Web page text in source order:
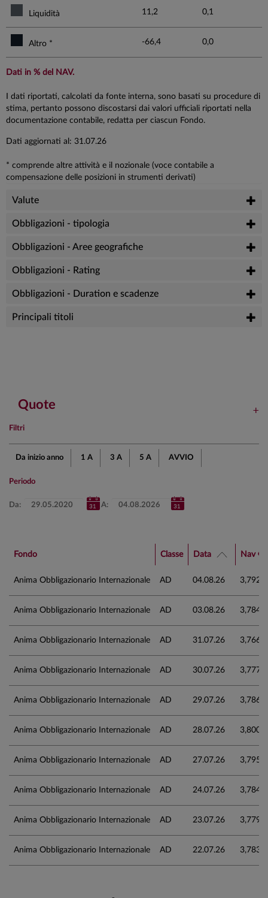
Liquidità 11,2 0,1
Altro * -66,4 0,0
Dati in % del NAV.
I dati riportati, calcolati da fonte interna, sono basati su procedure di
stima, pertanto possono discostarsi dai valori ufficiali riportati nella
documentazione contabile, redatta per ciascun Fondo.
Dati aggiornati al: 31.07.26
* comprende altre attività e il nozionale (voce contabile a
compensazione delle posizioni in strumenti derivati)
Valute
Obbligazioni - tipologia
Obbligazioni - Aree geografiche
Obbligazioni - Rating
Obbligazioni - Duration e scadenze
Principali titoli
Quote
Filtri
Da inizio anno 1 A 3 A 5 A AVVIO
Periodo
Da: A:
Fondo Classe Data Nav €
Anima Obbligazionario Internazionale AD 04.08.26 3,792
Anima Obbligazionario Internazionale AD 03.08.26 3,784
Anima Obbligazionario Internazionale AD 31.07.26 3,766
Anima Obbligazionario Internazionale AD 30.07.26 3,777
Anima Obbligazionario Internazionale AD 29.07.26 3,786
Anima Obbligazionario Internazionale AD 28.07.26 3,800
Anima Obbligazionario Internazionale AD 27.07.26 3,795
Anima Obbligazionario Internazionale AD 24.07.26 3,784
Anima Obbligazionario Internazionale AD 23.07.26 3,779
Anima Obbligazionario Internazionale AD 22.07.26 3,783